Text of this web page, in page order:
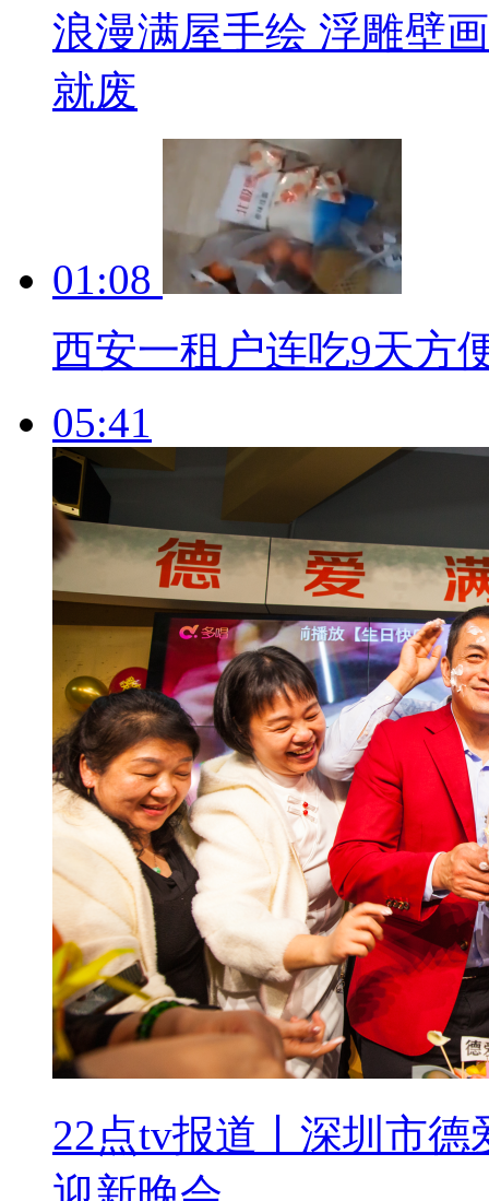
浪漫满屋手绘 浮雕壁
就废
01:08
西安一租户连吃9天方
05:41
22点tv报道丨深圳市